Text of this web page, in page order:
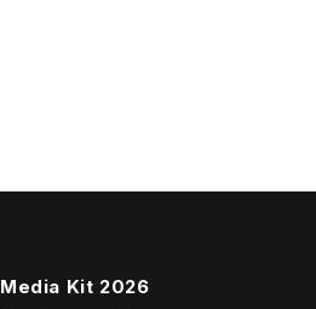
Media Kit 2026